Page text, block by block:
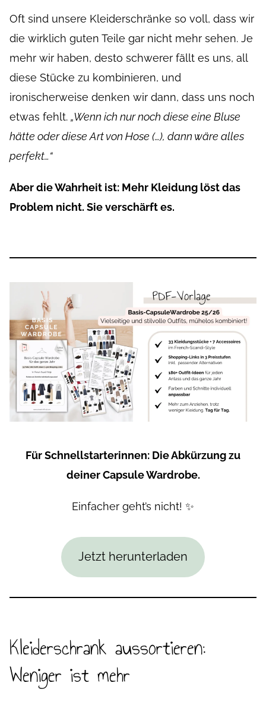
Oft sind unsere Kleiderschränke so voll, dass wir
die wirklich guten Teile gar nicht mehr sehen. Je
mehr wir haben, desto schwerer fällt es uns, all
diese Stücke zu kombinieren, und
ironischerweise denken wir dann, dass uns noch
etwas fehlt. „Wenn ich nur noch diese eine Bluse
hätte oder diese Art von Hose (…), dann wäre alles
perfekt…“
Aber die Wahrheit ist: Mehr Kleidung löst das
Problem nicht. Sie verschärft es.
Für Schnellstarterinnen: Die Abkürzung zu
deiner Capsule Wardrobe.
Einfacher geht’s nicht! ✨
Jetzt herunterladen
Kleiderschrank aussortieren:
Weniger ist mehr